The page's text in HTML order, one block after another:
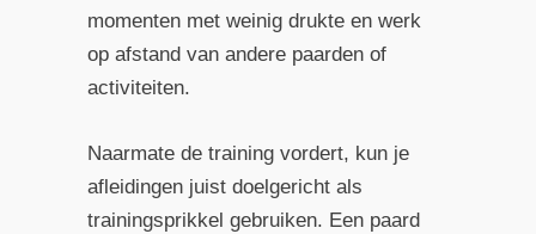
momenten met weinig drukte en werk
op afstand van andere paarden of
activiteiten.
Naarmate de training vordert, kun je
afleidingen juist doelgericht als
trainingsprikkel gebruiken. Een paard